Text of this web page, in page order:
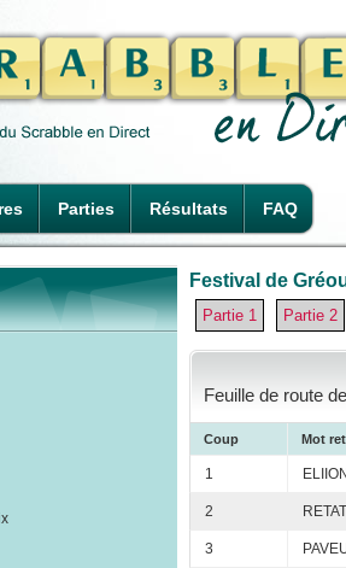
Parties Résultats FAQ
Festival de
Partie 1 Partie 2
Feuille de route
Coup Mot
1
2
3